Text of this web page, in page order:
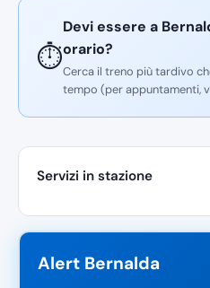
⏱️
Devi essere a
orario?
Cerca il treno più tardivo
tempo (per appuntamenti,
Servizi in stazione
Alert Bernalda